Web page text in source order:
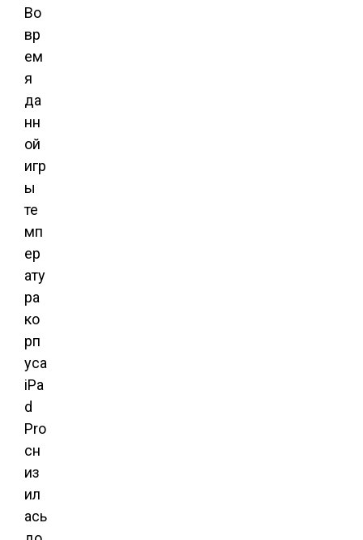
Во
вр
ем
я
да
нн
ой
игр
ы
те
мп
ер
ату
ра
ко
рп
уса
iPa
d
Pro
сн
из
ил
ась